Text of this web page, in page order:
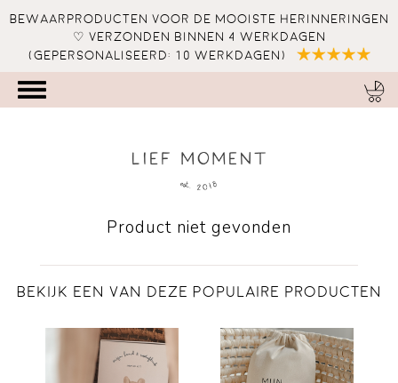
Bewaarproducten voor de mooiste herinneringen
♡ verzonden binnen 4 werkdagen
(gepersonaliseerd: 10 werkdagen)
Product niet gevonden
Bekijk een van deze Populaire producten